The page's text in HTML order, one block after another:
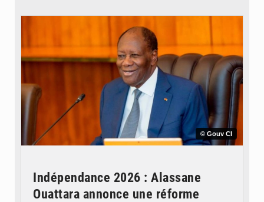
© Gouv CI
Indépendance 2026 : Alassane
Ouattara annonce une réforme